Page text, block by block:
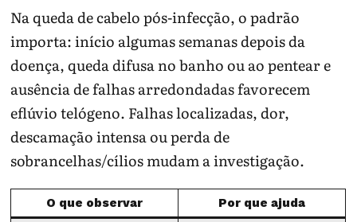
Na queda de cabelo pós-infecção, o padrão
importa: início algumas semanas depois da
doença, queda difusa no banho ou ao pentear e
ausência de falhas arredondadas favorecem
eflúvio telógeno. Falhas localizadas, dor,
descamação intensa ou perda de
sobrancelhas/cílios mudam a investigação.
O que observar Por que ajuda